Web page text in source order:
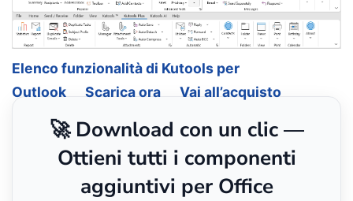
Elenco funzionalità di Kutools per
Outlook
Scarica ora Vai all’acquisto
🚀 Download con un clic —
Ottieni tutti i componenti
aggiuntivi per Office